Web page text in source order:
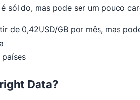
sólido, mas pode ser um pouco
de 0,42USD/GB por mês, mas
países
Data?